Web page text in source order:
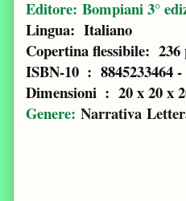
Editore: Bompiani 3°
Lingua: ‎ Italiano
Copertina flessibile: ‎ 236
ISBN-10 ‏ : ‎ 8845233464 -
Dimensioni ‏ : ‎ 20 x 20 x
Genere: Narrativa